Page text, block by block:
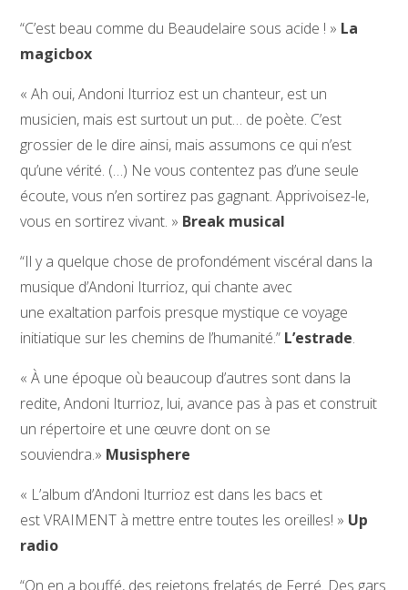
“C’est beau comme du Beaudelaire sous acide ! » La
magicbox
« Ah oui, Andoni Iturrioz est un chanteur, est un
musicien, mais est surtout un put… de poète. C’est
grossier de le dire ainsi, mais assumons ce qui n’est
qu’une vérité. (…) Ne vous contentez pas d’une seule
écoute, vous n’en sortirez pas gagnant. Apprivoisez-le,
vous en sortirez vivant. » Break musical
“Il y a quelque chose de profondément viscéral dans la
musique d’Andoni Iturrioz, qui chante avec
une exaltation parfois presque mystique ce voyage
initiatique sur les chemins de l’humanité.” L’estrade.
« À une époque où beaucoup d’autres sont dans la
redite, Andoni Iturrioz, lui, avance pas à pas et construit
un répertoire et une œuvre dont on se
souviendra.» Musisphere
« L’album d’Andoni Iturrioz est dans les bacs et
est VRAIMENT à mettre entre toutes les oreilles! » Up
radio
“On en a bouffé, des rejetons frelatés de Ferré. Des gars